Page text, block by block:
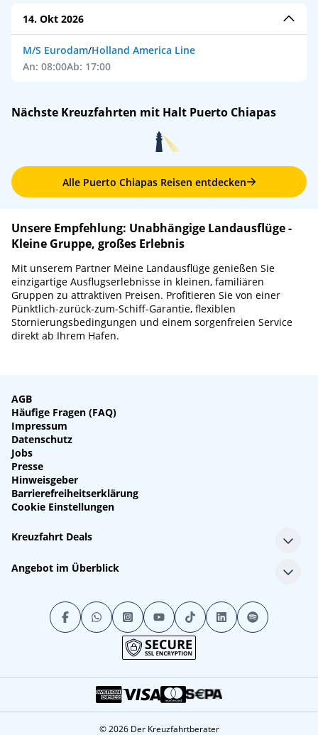
14. Okt 2026
M/S Eurodam/Holland America Line
An: 08:00Ab: 17:00
Nächste Kreuzfahrten mit Halt Puerto Chiapas
Alle Puerto Chiapas Reisen entdecken
Unsere Empfehlung: Unabhängige Landausflüge -
Kleine Gruppe, großes Erlebnis
Mit unserem Partner Meine Landausflüge genießen Sie
einzigartige Ausflugserlebnisse in kleinen, familiären
Gruppen zu attraktiven Preisen. Profitieren Sie von einer
Pünktlich-zurück-zum-Schiff-Garantie, flexiblen
Stornierungsbedingungen und einem sorgenfreien Service
direkt ab Ihrem Hafen.
AGB
Häufige Fragen (FAQ)
Impressum
Datenschutz
Jobs
Presse
Hinweisgeber
Barrierefreiheitserklärung
Cookie Einstellungen
Kreuzfahrt Deals
Single-Kreuzfahrten
Kreuzfahrt mit Kindern
Minikreuzfahrten
Stornokabinen
Luxuskreuzfahrten
Angebot im Überblick
Alle Schiffe
Alle Reiseziele
Kreuzfahrtpakete
© 2026 Der Kreuzfahrtberater